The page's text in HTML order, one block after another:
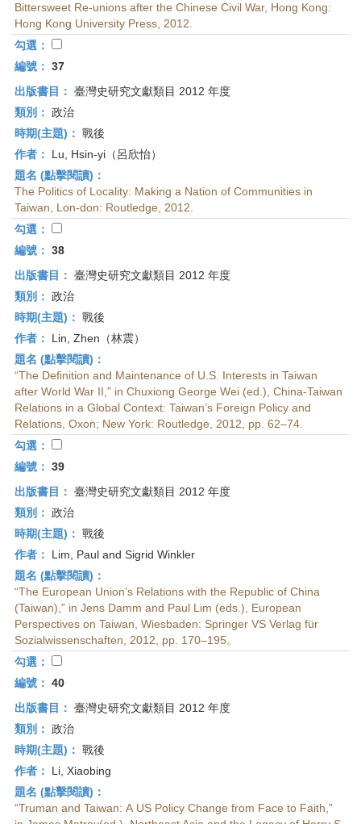
Bittersweet Re-unions after the Chinese Civil War, Hong Kong:
Hong Kong University Press, 2012.
勾選：
編號： 37
出版書目： 臺灣史研究文獻類目 2012 年度
類別： 政治
時期(主題)： 戰後
作者：
Lu, Hsin-yi（呂欣怡）
題名 (點擊閱讀)：
The Politics of Locality: Making a Nation of Communities in
Taiwan, Lon-don: Routledge, 2012.
勾選：
編號： 38
出版書目： 臺灣史研究文獻類目 2012 年度
類別： 政治
時期(主題)： 戰後
作者：
Lin, Zhen（林震）
題名 (點擊閱讀)：
“The Definition and Maintenance of U.S. Interests in Taiwan
after World War II,” in Chuxiong George Wei (ed.), China-Taiwan
Relations in a Global Context: Taiwan’s Foreign Policy and
Relations, Oxon; New York: Routledge, 2012, pp. 62–74.
勾選：
編號： 39
出版書目： 臺灣史研究文獻類目 2012 年度
類別： 政治
時期(主題)： 戰後
作者：
Lim, Paul and Sigrid Winkler
題名 (點擊閱讀)：
“The European Union’s Relations with the Republic of China
(Taiwan),” in Jens Damm and Paul Lim (eds.), European
Perspectives on Taiwan, Wiesbaden: Springer VS Verlag für
Sozialwissenschaften, 2012, pp. 170–195。
勾選：
編號： 40
出版書目： 臺灣史研究文獻類目 2012 年度
類別： 政治
時期(主題)： 戰後
作者：
Li, Xiaobing
題名 (點擊閱讀)：
“Truman and Taiwan: A US Policy Change from Face to Faith,”